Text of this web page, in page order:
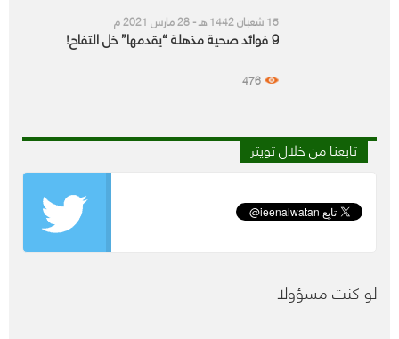
15 شعبان 1442 هـ - 28 مارس 2021 م
9 فوائد صحية مذهلة “يقدمها” خل التفاح!
476
تابعنا من خلال تويتر
لو كنت مسؤولا